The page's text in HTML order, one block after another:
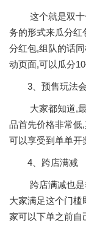
这个就是双十一
务的形式来瓜分红
分红包,组队的话
动页面,可以瓜分10
3、预售玩法
大家都知道,最
品首先价格非常低
可以享受到单单开
4、跨店满减
跨店满减也是非
大家满足这个门槛
家可以下单之前自